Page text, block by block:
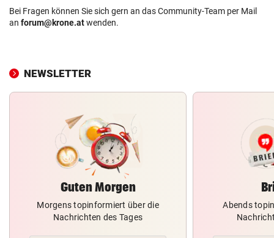
Bei Fragen können Sie sich gern an das Community-Team per Mail
an forum@krone.atwenden.
NEWSLETTER
Guten Morgen
Morgens topinformiert über die
Nachrichten des Tages
Abends